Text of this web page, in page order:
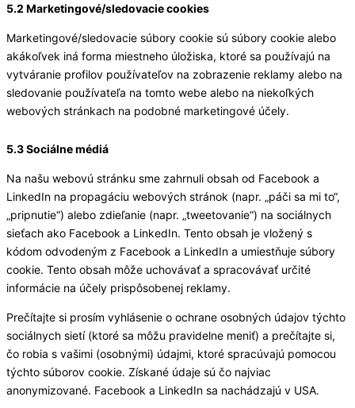
5.2 Marketingové/sledovacie cookies
Marketingové/sledovacie súbory cookie sú súbory cookie alebo
akákoľvek iná forma miestneho úložiska, ktoré sa používajú na
vytváranie profilov používateľov na zobrazenie reklamy alebo na
sledovanie používateľa na tomto webe alebo na niekoľkých
webových stránkach na podobné marketingové účely.
5.3 Sociálne médiá
Na našu webovú stránku sme zahrnuli obsah od Facebook a
LinkedIn na propagáciu webových stránok (napr. „páči sa mi to“,
„pripnutie“) alebo zdieľanie (napr. „tweetovanie“) na sociálnych
sieťach ako Facebook a LinkedIn. Tento obsah je vložený s
kódom odvodeným z Facebook a LinkedIn a umiestňuje súbory
cookie. Tento obsah môže uchovávať a spracovávať určité
informácie na účely prispôsobenej reklamy.
Prečítajte si prosím vyhlásenie o ochrane osobných údajov týchto
sociálnych sietí (ktoré sa môžu pravidelne meniť) a prečítajte si,
čo robia s vašimi (osobnými) údajmi, ktoré spracúvajú pomocou
týchto súborov cookie. Získané údaje sú čo najviac
anonymizované. Facebook a LinkedIn sa nachádzajú v USA.